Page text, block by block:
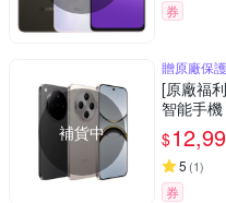
券
補貨中
贈原廠保
[原廠福
智能手
$
5 (1)
券